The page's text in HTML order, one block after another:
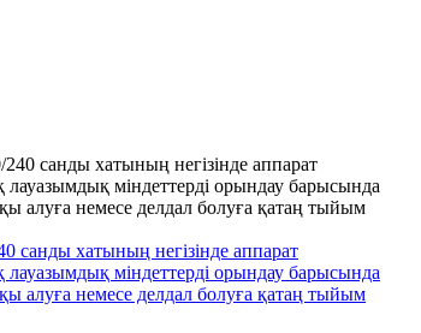
санды хатының негізінде аппарат
міндеттерді орындау барысында
алуға немесе делдал болуға қатаң тыйым